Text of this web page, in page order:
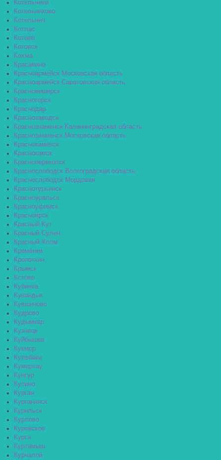
Котельники
Котельниково
Котельнич
Котлас
Котово
Котовск
Кохма
Красавино
Красноармейск Московская область
Красноармейск Саратовская область
Красновишерск
Красногорск
Краснодар
Краснозаводск
Краснознаменск Калининградская область
Краснознаменск Московская область
Краснокаменск
Краснокамск
Красноперекопск
Краснослободск Волгоградская область
Краснослободск Мордовия
Краснотурьинск
Красноуральск
Красноуфимск
Красноярск
Красный Кут
Красный Сулин
Красный Холм
Кремёнки
Кропоткин
Крымск
Кстово
Кубинка
Кувандык
Кувшиново
Кудрово
Кудымкар
Кузнецк
Куйбышев
Кукмор
Кулебаки
Кумертау
Кунгур
Купино
Курган
Курганинск
Курильск
Курлово
Куровское
Курск
Куртамыш
Курчалой